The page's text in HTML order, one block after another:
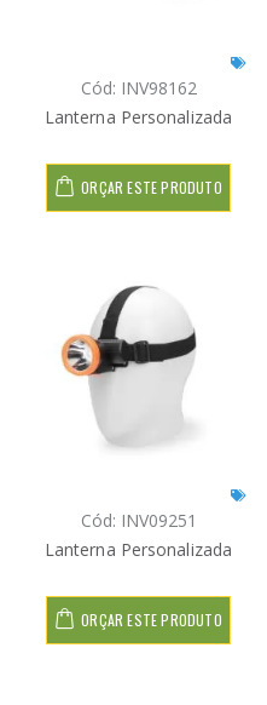
Cód: INV98162
Lanterna Personalizada
ORÇAR ESTE PRODUTO
Cód: INV09251
Lanterna Personalizada
ORÇAR ESTE PRODUTO